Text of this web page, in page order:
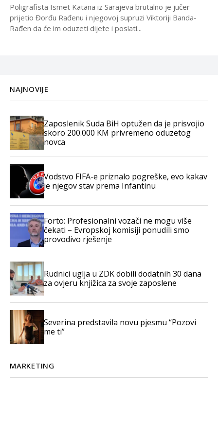
Poligrafista Ismet Katana iz Sarajeva brutalno je jučer
prijetio Đorđu Rađenu i njegovoj supruzi Viktoriji Banda-
Rađen da će im oduzeti dijete i poslati...
NAJNOVIJE
Zaposlenik Suda BiH optužen da je prisvojio
skoro 200.000 KM privremeno oduzetog
novca
Vodstvo FIFA-e priznalo pogreške, evo kakav
je njegov stav prema Infantinu
Forto: Profesionalni vozači ne mogu više
čekati – Evropskoj komisiji ponudili smo
provodivo rješenje
Rudnici uglja u ZDK dobili dodatnih 30 dana
za ovjeru knjižica za svoje zaposlene
Severina predstavila novu pjesmu “Pozovi
me ti”
MARKETING